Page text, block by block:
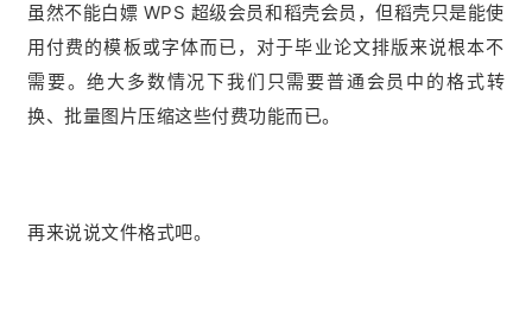
虽然不能白嫖 WPS 超级会员和稻壳会员，但稻壳只是能使
用付费的模板或字体而已，对于毕业论文排版来说根本不
需要。绝大多数情况下我们只需要普通会员中的格式转
换、批量图片压缩这些付费功能而已。
再来说说文件格式吧。